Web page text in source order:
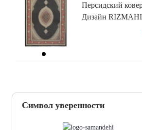
Персидский
Дизайн
Символ уверенности